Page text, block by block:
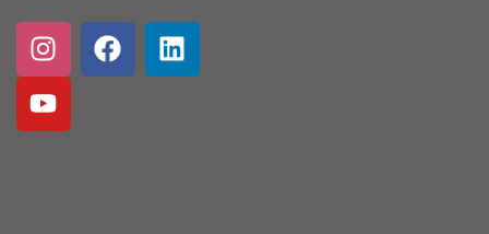
I
n
s
t
F
a
L
i
Y
o
u
t